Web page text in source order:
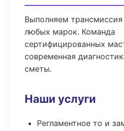
Выполняем
любых марок. Команда
сертифицированных
современная
сметы.
Наши услуги
Регламентное то и